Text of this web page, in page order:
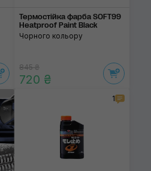
Термостійка фарба SOFT99
Heatproof Paint Black
Чорного кольору
845 ₴
720 ₴
1